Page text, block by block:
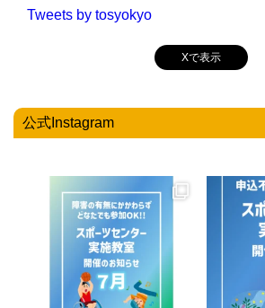
Tweets by tosyokyo
Xで表示
公式Instagram